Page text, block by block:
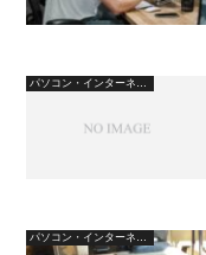
パソコン・インターネット